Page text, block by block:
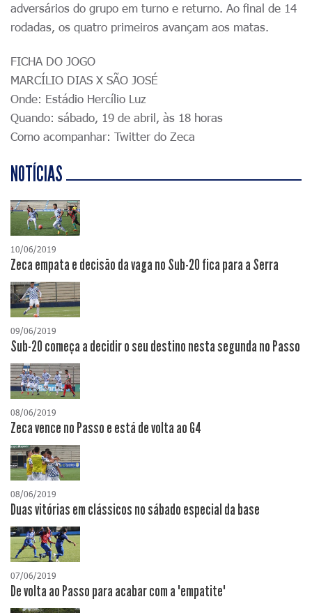
adversários do grupo em turno e returno. Ao final de 14
rodadas, os quatro primeiros avançam aos matas.
FICHA DO JOGO
MARCÍLIO DIAS X SÃO JOSÉ
Onde: Estádio Hercílio Luz
Quando: sábado, 19 de abril, às 18 horas
Como acompanhar: Twitter do Zeca
NOTÍCIAS
10/06/2019
Zeca empata e decisão da vaga no Sub-20 fica para a Serra
09/06/2019
Sub-20 começa a decidir o seu destino nesta segunda no Passo
08/06/2019
Zeca vence no Passo e está de volta ao G4
08/06/2019
Duas vitórias em clássicos no sábado especial da base
07/06/2019
De volta ao Passo para acabar com a "empatite"